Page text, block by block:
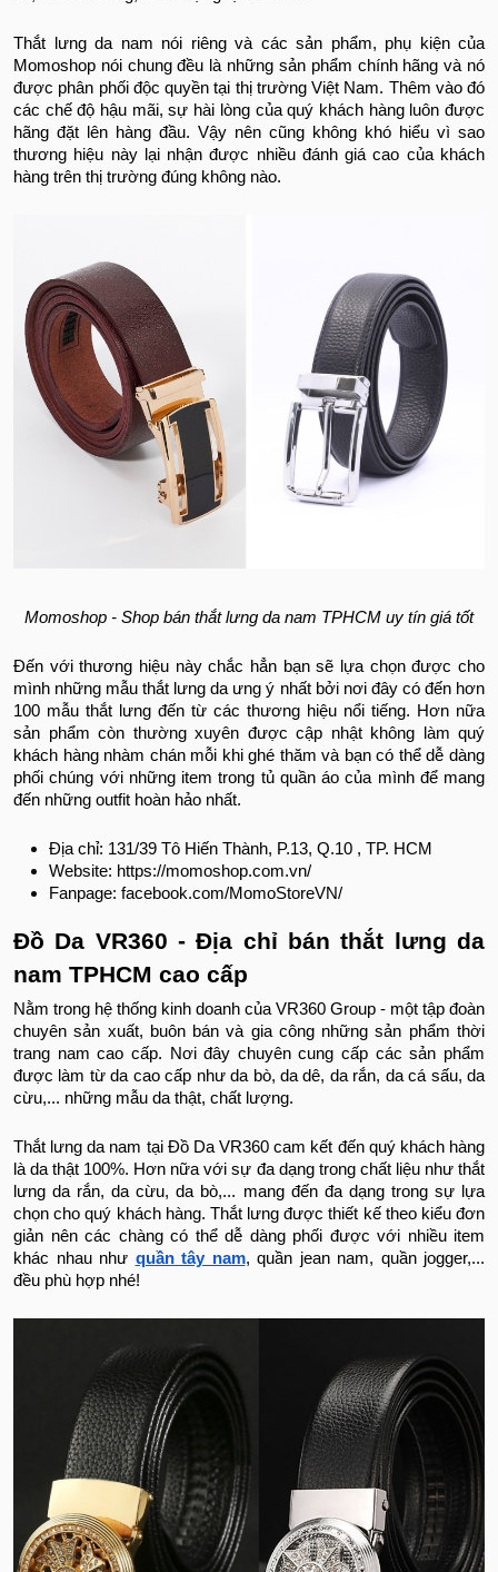
Thắt lưng da nam nói riêng và các sản phẩm, phụ kiện của
Momoshop nói chung đều là những sản phẩm chính hãng và nó
được phân phối độc quyền tại thị trường Việt Nam. Thêm vào đó
các chế độ hậu mãi, sự hài lòng của quý khách hàng luôn được
hãng đặt lên hàng đầu. Vậy nên cũng không khó hiểu vì sao
thương hiệu này lại nhận được nhiều đánh giá cao của khách
hàng trên thị trường đúng không nào.
Momoshop - Shop bán thắt lưng da nam TPHCM uy tín giá tốt
Đến với thương hiệu này chắc hẳn bạn sẽ lựa chọn được cho
mình những mẫu thắt lưng da ưng ý nhất bởi nơi đây có đến hơn
100 mẫu thắt lưng đến từ các thương hiệu nổi tiếng. Hơn nữa
sản phẩm còn thường xuyên được cập nhật không làm quý
khách hàng nhàm chán mỗi khi ghé thăm và bạn có thể dễ dàng
phối chúng với những item trong tủ quần áo của mình để mang
đến những outfit hoàn hảo nhất.
Địa chỉ: 131/39 Tô Hiến Thành, P.13, Q.10 , TP. HCM
Website: https://momoshop.com.vn/
Fanpage: facebook.com/MomoStoreVN/
Đồ Da VR360 - Địa chỉ bán thắt lưng da
nam TPHCM cao cấp
Nằm trong hệ thống kinh doanh của VR360 Group - một tập đoàn
chuyên sản xuất, buôn bán và gia công những sản phẩm thời
trang nam cao cấp. Nơi đây chuyên cung cấp các sản phẩm
được làm từ da cao cấp như da bò, da dê, da rắn, da cá sấu, da
cừu,... những mẫu da thật, chất lượng.
Thắt lưng da nam tại Đồ Da VR360 cam kết đến quý khách hàng
là da thật 100%. Hơn nữa với sự đa dạng trong chất liệu như thắt
lưng da rắn, da cừu, da bò,... mang đến đa dạng trong sự lựa
chọn cho quý khách hàng. Thắt lưng được thiết kế theo kiểu đơn
giản nên các chàng có thể dễ dàng phối được với nhiều item
khác nhau như quần tây nam, quần jean nam, quần jogger,...
đều phù hợp nhé!